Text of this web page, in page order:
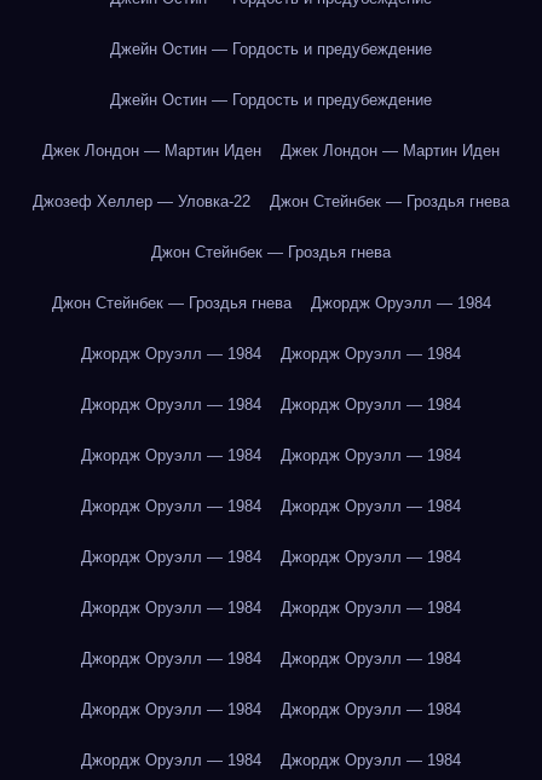
Джейн Остин — Гордость и предубеждение
Джейн Остин — Гордость и предубеждение
Джек Лондон — Мартин Иден Джек Лондон — Мартин Иден
Джозеф Хеллер — Уловка-22 Джон Стейнбек — Гроздья гнева
Джон Стейнбек — Гроздья гнева
Джон Стейнбек — Гроздья гнева Джордж Оруэлл — 1984
Джордж Оруэлл — 1984 Джордж Оруэлл — 1984
Джордж Оруэлл — 1984 Джордж Оруэлл — 1984
Джордж Оруэлл — 1984 Джордж Оруэлл — 1984
Джордж Оруэлл — 1984 Джордж Оруэлл — 1984
Джордж Оруэлл — 1984 Джордж Оруэлл — 1984
Джордж Оруэлл — 1984 Джордж Оруэлл — 1984
Джордж Оруэлл — 1984 Джордж Оруэлл — 1984
Джордж Оруэлл — 1984 Джордж Оруэлл — 1984
Джордж Оруэлл — 1984 Джордж Оруэлл — 1984